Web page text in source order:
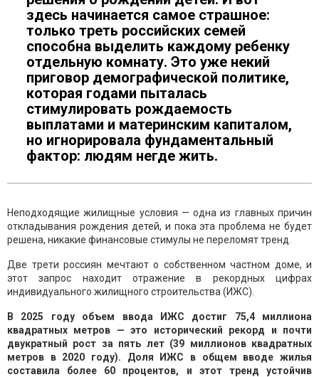
здесь начинается самое страшное:
только треть российских семей
способна выделить каждому ребенку
отдельную комнату. Это уже некий
приговор демографической политике,
которая годами пыталась
стимулировать рождаемость
выплатами и материнским капиталом,
но игнорировала фундаментальный
фактор: людям негде жить.
Неподходящие жилищные условия — одна из главных причин
откладывания рождения детей, и пока эта проблема не будет
решена, никакие финансовые стимулы не переломят тренд.
Две трети россиян мечтают о собственном частном доме, и
этот запрос находит отражение в рекордных цифрах
индивидуального жилищного строительства (ИЖС).
В 2025 году объем ввода ИЖС достиг 75,4 миллиона
квадратных метров — это исторический рекорд и почти
двукратный рост за пять лет (39 миллионов квадратных
метров в 2020 году). Доля ИЖС в общем вводе жилья
составила более 60 процентов, и этот тренд устойчив